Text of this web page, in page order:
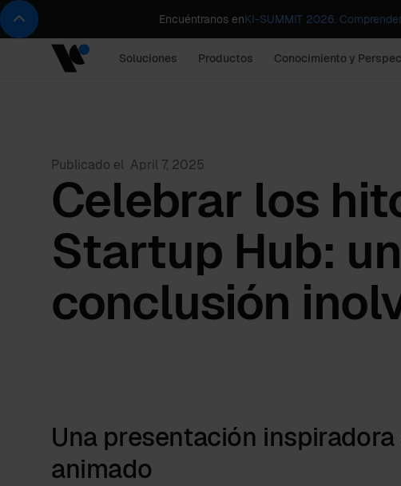
Encuéntranos enKI-SUMMIT 2026.
Soluciones Productos Conocimiento y
Publicado el April 7, 2025
Celebrar los
Startup Hub:
conclusión
Una presentación
animado